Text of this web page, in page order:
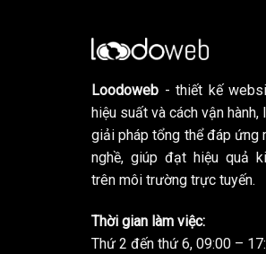
Loodoweb - thiết kế
hiệu suất và cách vận hành,
giải pháp tổng thể đáp ứng
nghề, giúp đạt hiệu quả
trên môi trường trực tuyến.
Thời gian làm việc:
Thứ 2 đến thứ 6, 09:00 –